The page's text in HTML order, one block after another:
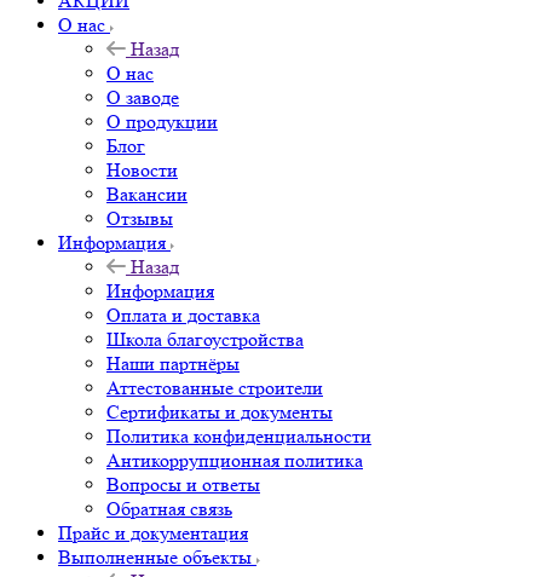
О нас
Назад
О нас
О заводе
О продукции
Блог
Новости
Вакансии
Отзывы
Информация
Назад
Информация
Оплата и доставка
Школа благоустройства
Наши партнёры
Аттестованные строители
Сертификаты и документы
Политика конфиденциальности
Антикоррупционная политика
Вопросы и ответы
Обратная связь
Прайс и документация
Выполненные объекты